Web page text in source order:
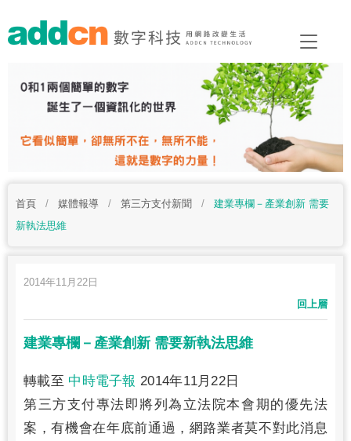
首頁 / 媒體報導 / 第三方支付新聞 /
建業專欄－產業創新 需要
新執法思維
2014年11月22日
回上層
建業專欄－產業創新 需要新執法思維
轉載至 中時電子報 2014年11月22日
第三方支付專法即將列為立法院本會期的優先法
案，有機會在年底前通過，網路業者莫不對此消息